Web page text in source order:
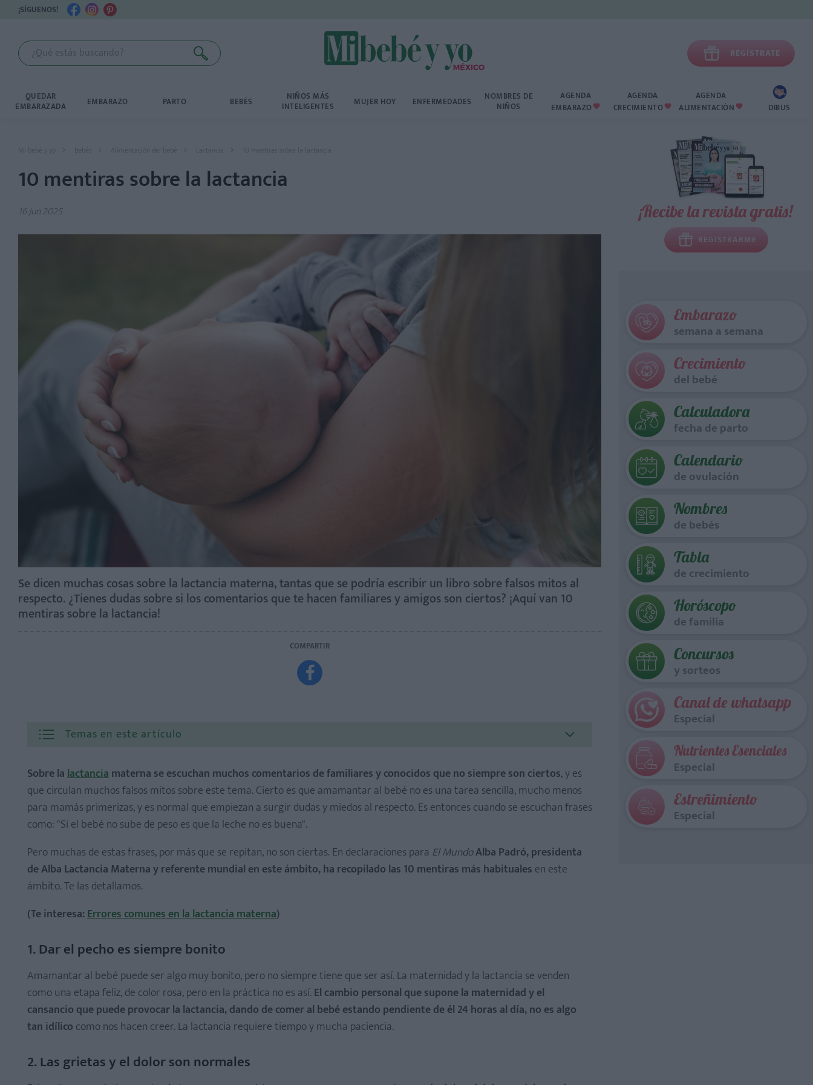
¡SÍGUENOS!
 REGÍSTRATE
QUEDAR
EMBARAZADA EMBARAZO PARTO BEBÉS NIÑOS MÁS
INTELIGENTES MUJER HOY ENFERMEDADES NOMBRES DE
NIÑOS
AGENDA
EMBARAZO 
AGENDA
CRECIMIENTO 
AGENDA
ALIMENTACIÓN  DIBUS
Mi bebé y yo Bebés Alimentación del bebé Lactancia 10 mentiras sobre la lactancia
10 mentiras sobre la lactancia
16 Jun 2025
Se dicen muchas cosas sobre la lactancia materna, tantas que se podría escribir un libro sobre falsos mitos al
respecto. ¿Tienes dudas sobre si los comentarios que te hacen familiares y amigos son ciertos? ¡Aquí van 10
mentiras sobre la lactancia!
COMPARTIR

Temas en este artículo
1. Dar el pecho es siempre bonito
2. Las grietas y el dolor son normales
3. Tu leche no es de buena calidad
4. Los pechos pequeños dan poca leche
5. Hay alimentos prohibidos
6. Si te enfermas, no puedes amamantar
7. No es posible trabajar y dar el pecho
8. A cierta etapa, la leche ya no alimenta
10. La lactancia durante el embarazo causa abortos
Sobre lalactanciamaterna se escuchan muchos comentarios de familiares y conocidos que no siempre son ciertos, y es
que circulan muchos falsos mitos sobre este tema. Cierto es que amamantar al bebé no es una tarea sencilla, mucho menos
para mamás primerizas, y es normal que empiezan a surgir dudas y miedos al respecto. Es entonces cuando se escuchan frases
como: "Si el bebé no sube de peso es que la leche no es buena".
Pero muchas de estas frases, por más que se repitan, no son ciertas. En declaraciones para El MundoAlba Padró, presidenta
de Alba Lactancia Materna y referente mundial en este ámbito, ha recopilado las 10 mentiras más habituales en este
ámbito. Te las detallamos.
(Te interesa:Errores comunes en la lactancia materna)
1. Dar el pecho es siempre bonito
Amamantar al bebé puede ser algo muy bonito, pero no siempre tiene que ser así. La maternidad y la lactancia se venden
como una etapa feliz, de color rosa, pero en la práctica no es así. El cambio personal que supone la maternidad y el
cansancio que puede provocar la lactancia, dando de comer al bebé estando pendiente de él 24 horas al día, no es algo
tan idílico como nos hacen creer. La lactancia requiere tiempo y mucha paciencia.
2. Las grietas y el dolor son normales
¡Recibe la revista gratis!
REGISTRARME
Embarazo
semana a semana
Crecimiento
del bebé
Calculadora
fecha de parto
Calendario
de ovulación
Nombres
de bebés
Tabla
de crecimiento
Horóscopo
de familia
Concursos
y sorteos
Canal de whatsapp
Especial
Nutrientes Esenciales
Especial
Estreñimiento
Especial